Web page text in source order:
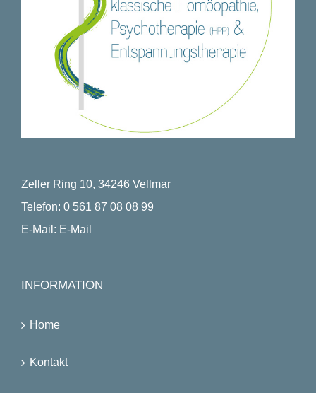
Zeller Ring 10, 34246 Vellmar
Telefon: 0 561 87 08 08 99
E-Mail: E-Mail
INFORMATION
Home
Kontakt